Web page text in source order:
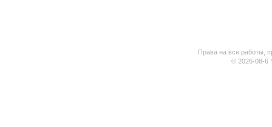
Права на все работы,
© 2026-08-6